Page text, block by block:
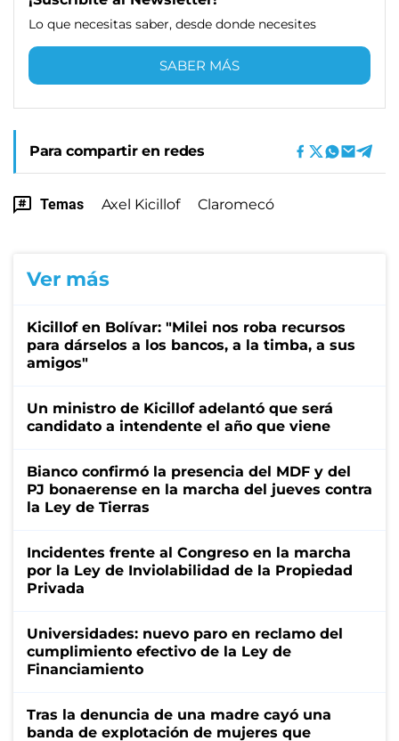
Lo que necesitas saber, desde donde necesites
SABER MÁS
Para compartir en redes
Temas Axel Kicillof Claromecó
Ver más
Kicillof en Bolívar: "Milei nos roba recursos
para dárselos a los bancos, a la timba, a sus
amigos"
Un ministro de Kicillof adelantó que será
candidato a intendente el año que viene
Bianco confirmó la presencia del MDF y del
PJ bonaerense en la marcha del jueves contra
la Ley de Tierras
Incidentes frente al Congreso en la marcha
por la Ley de Inviolabilidad de la Propiedad
Privada
Universidades: nuevo paro en reclamo del
cumplimiento efectivo de la Ley de
Financiamiento
Tras la denuncia de una madre cayó una
banda de explotación de mujeres que